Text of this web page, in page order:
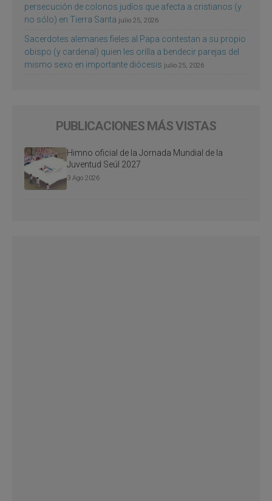
persecución de colonos judíos que afecta a cristianos (y
no sólo) en Tierra Santa julio 25, 2026
Sacerdotes alemanes fieles al Papa contestan a su propio
obispo (y cardenal) quien les orilla a bendecir parejas del
mismo sexo en importante diócesis julio 25, 2026
PUBLICACIONES MÁS VISTAS
Himno oficial de la Jornada Mundial de la
Juventud Seúl 2027
3 Ago 2026